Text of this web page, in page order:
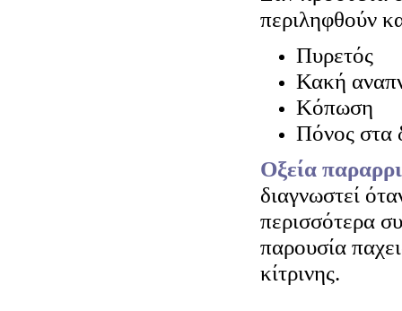
περιληφθούν
Πυρετός
Κακή
Κόπωση
Πόνος στα
Οξεία
διαγνωστεί
περισσότερα
παρουσία
κίτρινης.